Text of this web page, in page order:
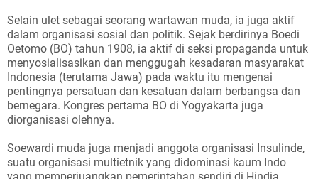
Selain ulet sebagai seorang wartawan muda, ia juga aktif
dalam organisasi sosial dan politik. Sejak berdirinya Boedi
Oetomo (BO) tahun 1908, ia aktif di seksi propaganda untuk
menyosialisasikan dan menggugah kesadaran masyarakat
Indonesia (terutama Jawa) pada waktu itu mengenai
pentingnya persatuan dan kesatuan dalam berbangsa dan
bernegara. Kongres pertama BO di Yogyakarta juga
diorganisasi olehnya.
Soewardi muda juga menjadi anggota organisasi Insulinde,
suatu organisasi multietnik yang didominasi kaum Indo